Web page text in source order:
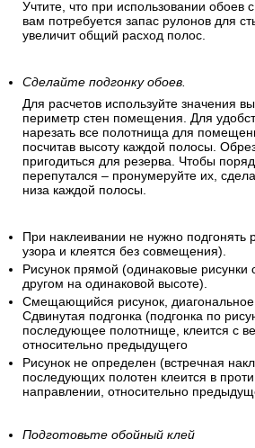
Учтите, что при использовании обоев
вам потребуется запас рулонов для
увеличит общий расход полос.
Сделайте подгонку обоев.
Для расчетов используйте значения
периметр стен помещения. Для
нарезать все полотнища для
посчитав высоту каждой полосы.
пригодиться для резерва. Чтобы
перепутался – пронумеруйте их,
низа каждой полосы.
При наклеивании не нужно подгонять
узора и клеятся без совмещения).
Рисунок прямой (одинаковые рисунки
другом на одинаковой высоте).
Смещающийся рисунок,
Сдвинутая подгонка (подгонка по
последующее полотнище, клеится с
относительно предыдущего
Рисунок не определен (встречная
последующих полотен клеится в
направлении, относительно
Подготовьте обойный клей